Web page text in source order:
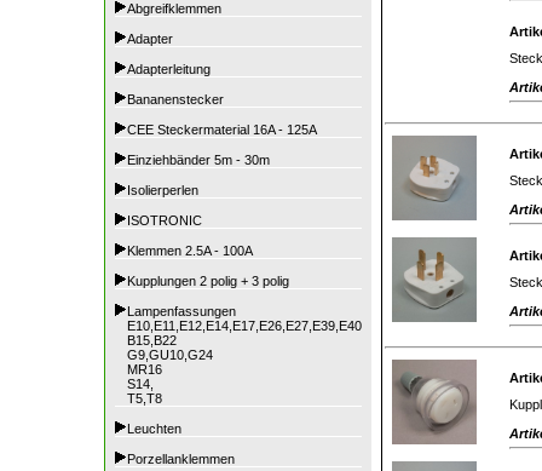
Abgreifklemmen
Adapter
Adapterleitung
Bananenstecker
CEE Steckermaterial 16A - 125A
Einziehbänder 5m - 30m
Isolierperlen
ISOTRONIC
Klemmen 2.5A - 100A
Kupplungen 2 polig + 3 polig
Lampenfassungen
E10,E11,E12,E14,E17,E26,E27,E39,E40
B15,B22
G9,GU10,G24
MR16
S14,
T5,T8
Leuchten
Porzellanklemmen